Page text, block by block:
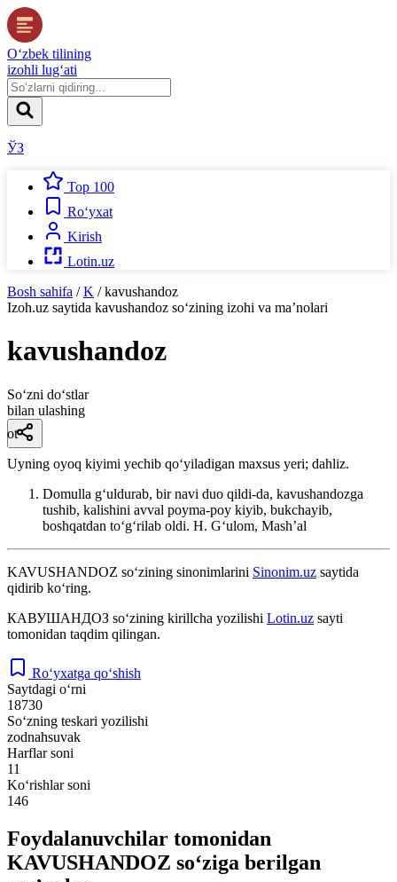
O‘zbek tilining
izohli lug‘ati
ЎЗ
Top 100
Ro‘yxat
Kirish
Lotin.uz
Bosh sahifa / K / kavushandoz
Izoh.uz saytida kavushandoz so‘zining izohi va ma’nolari
kavushandoz
So‘zni do‘stlar
bilan ulashing
ot
Uyning oyoq kiyimi yechib qoʻyiladigan maxsus yeri; dahliz.
Domulla gʻuldurab, bir navi duo qildi-da, kavushandozga
tushib, kalishini avval poyma-poy kiyib, bukchayib,
boshqatdan toʻgʻrilab oldi. H. Gʻulom, Mashʼal
KAVUSHANDOZ so‘zining sinonimlarini Sinonim.uz saytida
qidirib ko‘ring.
КАВУШАНДОЗ so‘zining kirillcha yozilishi Lotin.uz sayti
tomonidan taqdim qilingan.
Ro‘yxatga qo‘shish
Saytdagi o‘rni
18730
So‘zning teskari yozilishi
zodnahsuvak
Harflar soni
11
Ko‘rishlar soni
146
Foydalanuvchilar tomonidan
KAVUSHANDOZ so‘ziga berilgan